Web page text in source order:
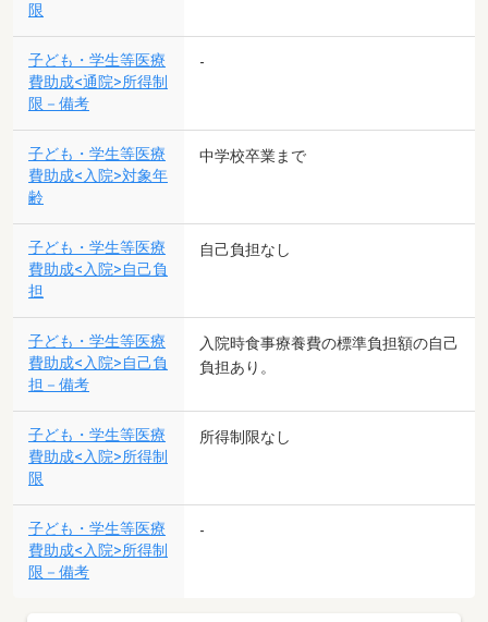
限
子ども・学生等医療
費助成<通院>所得制
限－備考
-
子ども・学生等医療
費助成<入院>対象年
齢
中学校卒業まで
子ども・学生等医療
費助成<入院>自己負
担
自己負担なし
子ども・学生等医療
費助成<入院>自己負
担－備考
入院時食事療養費の標準負担額の自己
負担あり。
子ども・学生等医療
費助成<入院>所得制
限
所得制限なし
子ども・学生等医療
費助成<入院>所得制
限－備考
-